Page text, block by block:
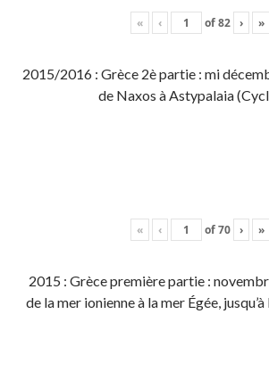
« ‹ of82 › »
2015/2016 : Grèce 2è partie : mi
de Naxos à Astypalaia
« ‹ of70 › »
2015 : Grèce première partie :
de la mer ionienne à la mer Égée,